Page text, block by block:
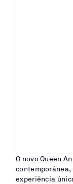
O novo Queen
experiência